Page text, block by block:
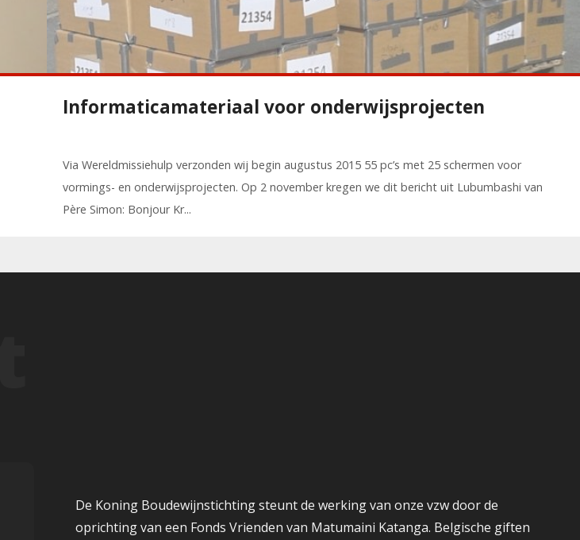
Informaticamateriaal voor onderwijsprojecten
Via Wereldmissiehulp verzonden wij begin augustus 2015 55 pc’s met 25 schermen voor
vormings- en onderwijsprojecten. Op 2 november kregen we dit bericht uit Lubumbashi van
Père Simon: Bonjour Kr...
De Koning Boudewijnstichting steunt de werking van onze vzw door de
oprichting van een Fonds Vrienden van Matumaini Katanga. Belgische giften